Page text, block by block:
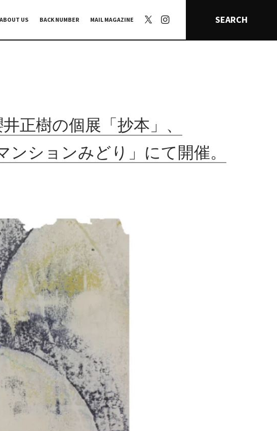
ABOUT US BACK NUMBER MAIL MAGAZINE SEARCH
正樹の個展「抄本」、
ションみどり」にて開催。